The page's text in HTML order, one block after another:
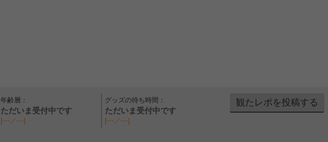
年齢層：
ただいま受付中です
[---／---]
グッズの待ち時間：
ただいま受付中です
[---／---]
観たレポを投稿する